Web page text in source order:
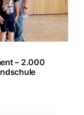
– 2.000